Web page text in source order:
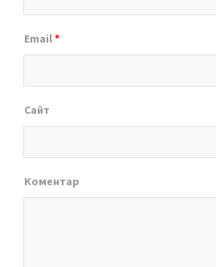
Email*
Сайт
Коментар